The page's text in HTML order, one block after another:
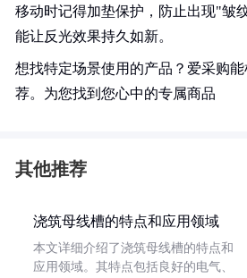
移动时记得加垫保护，防止出现"皱
能让反光效果持久如新。
想找特定场景使用的产品？爱采购
荐。为您找到您心中的专属商品
其他推荐
浇筑母线槽的特点和应用领域
本文详细介绍了浇筑母线槽的特点和
应用领域。其特点包括良好的电气、